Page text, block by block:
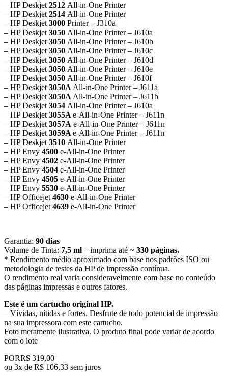
– HP Deskjet 2512 All-in-One Printer
– HP Deskjet 2514 All-in-One Printer
– HP Deskjet 3000 Printer – J310a
– HP Deskjet 3050 All-in-One Printer – J610a
– HP Deskjet 3050 All-in-One Printer – J610b
– HP Deskjet 3050 All-in-One Printer – J610c
– HP Deskjet 3050 All-in-One Printer – J610d
– HP Deskjet 3050 All-in-One Printer – J610e
– HP Deskjet 3050 All-in-One Printer – J610f
– HP Deskjet 3050A All-in-One Printer – J611a
– HP Deskjet 3050A All-in-One Printer – J611b
– HP Deskjet 3054 All-in-One Printer – J610a
– HP Deskjet 3055A e-All-in-One Printer – J611n
– HP Deskjet 3057A e-All-in-One Printer – J611n
– HP Deskjet 3059A e-All-in-One Printer – J611n
– HP Deskjet 3510 All-in-One Printer
– HP Envy 4500 e-All-in-One Printer
– HP Envy 4502 e-All-in-One Printer
– HP Envy 4504 e-All-in-One Printer
– HP Envy 4505 e-All-in-One Printer
– HP Envy 5530 e-All-in-One Printer
– HP Officejet 4630 e-All-in-One Printer
– HP Officejet 4639 e-All-in-One Printer
Garantia: 90 dias
Volume de Tinta: 7,5 ml – imprima até ~ 330 páginas.
* Rendimento médio aproximado com base nos padrões ISO ou
metodologia de testes da HP de impressão contínua.
O rendimento real varia consideravelmente com base no conteúdo
das páginas impressas e outros fatores.
Este é um cartucho original HP.
– Vívidas, nítidas e fortes. Desfrute de todo potencial de impressão
na sua impressora com este cartucho.
Foto meramente ilustrativa. O produto final pode variar de acordo
com o lote
PORR$ 319,00
ou 3x de R$ 106,33 sem juros